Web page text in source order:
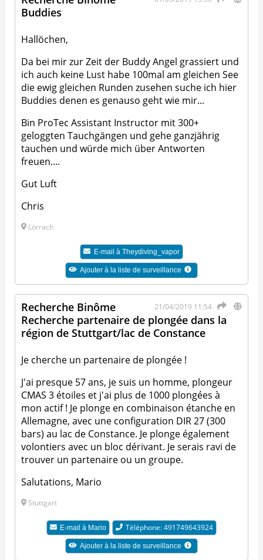
Buddies
Hallöchen,
Da bei mir zur Zeit der Buddy Angel grassiert und
ich auch keine Lust habe 100mal am gleichen See
die ewig gleichen Runden zusehen suche ich hier
Buddies denen es genauso geht wie mir...
Bin ProTec Assistant Instructor mit 300+
geloggten Tauchgängen und gehe ganzjährig
tauchen und würde mich über Antworten
freuen....
Gut Luft
Chris
Lörrach
E-mail à Theydiving_vapor
Ajouter à la liste de surveillance
21/04/2019 11:54
Recherche Binôme
Recherche partenaire de plongée dans la
région de Stuttgart/lac de Constance
Je cherche un partenaire de plongée !
J'ai presque 57 ans, je suis un homme, plongeur
CMAS 3 étoiles et j'ai plus de 1000 plongées à
mon actif ! Je plonge en combinaison étanche en
Allemagne, avec une configuration DIR 27 (300
bars) au lac de Constance. Je plonge également
volontiers avec un bloc dérivant. Je serais ravi de
trouver un partenaire ou un groupe.
Salutations, Mario
Stuttgart
E-mail à Mario Téléphone: 491749643924
Ajouter à la liste de surveillance